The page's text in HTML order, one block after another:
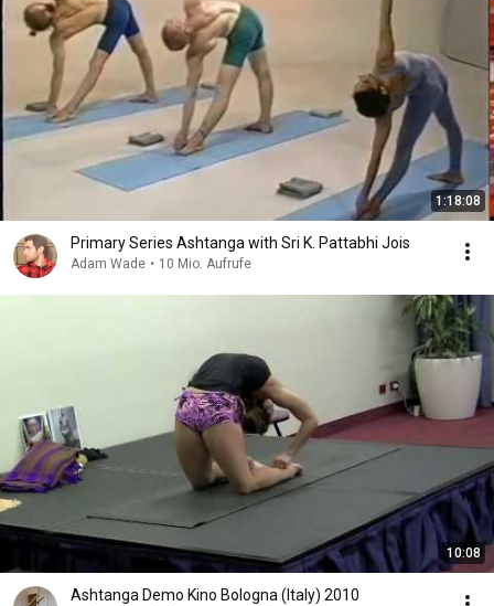
1:18:08
Primary Series Ashtanga with Sri K. Pattabhi Jois
Adam Wade • 10 Mio. Aufrufe
10:08
Ashtanga Demo Kino Bologna (Italy) 2010